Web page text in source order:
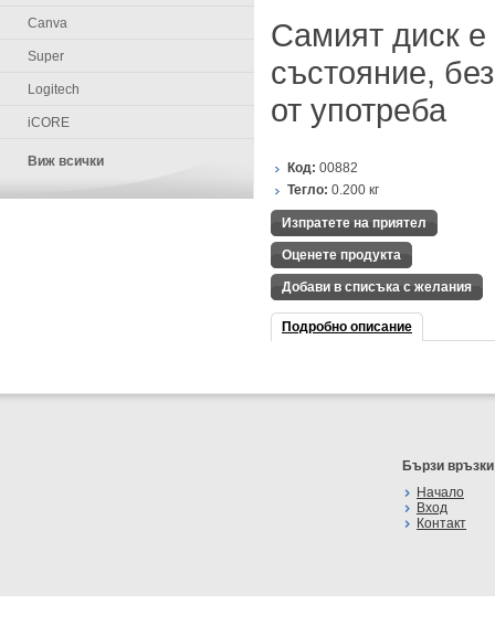
Canva
Super
Logitech
iCORE
Виж всички
Самият диск
състояние,
от употреба
Код: 00882
Тегло: 0.200 кг
Изпратете на приятел
Оценете продукта
Добави в списъка с желания
Подробно описание
Бързи връзки
Начало
Вход
Контакт